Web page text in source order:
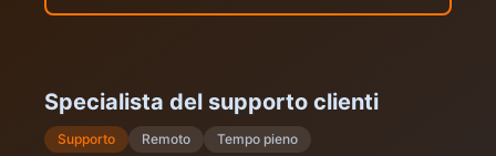
Specialista del supporto clienti
Supporto Remoto Tempo pieno